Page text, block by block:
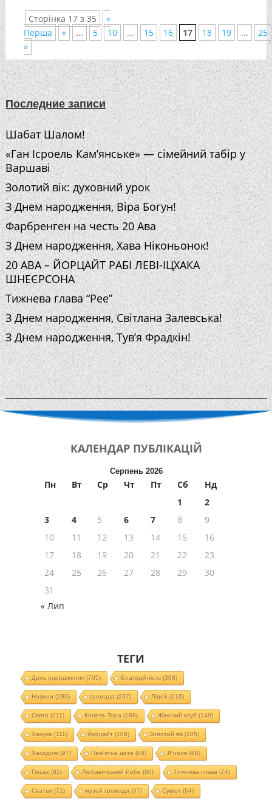
Сторінка 17 з 35
«
Перша
« ... 5 10 ... 15 16 17 18 19 ...
25
»
Последние записи
Шабат Шалом!
«Ган Ісроель Кам’янське» — сімейний табір у
Варшаві
Золотий вік: духовний урок
З Днем народження, Віра Богун!
Фарбренген на честь 20 Ава
З Днем народження, Хава Ніконьонок!
20 АВА – ЙОРЦАЙТ РАБІ ЛЕВІ-ІЦХАКА
ШНЕЄРСОНА
Тижнева глава “Рее”
З Днем народження, Світлана Залевська!
З Днем народження, Тув’я Фрадкін!
КАЛЕНДАР ПУБЛІКАЦІЙ
Серпень 2026
Пн Вт Ср Чт Пт Сб
Нд
1
2
3
4 5 6 7 8
9
10
11 12 13 14 15
16
17
18 19 20 21 22
23
24
25 26 27 28 29
30
31
« Лип
ТЕГИ
День народження(705) Благодійність (308)
Новини (299) громада (267) Ліцей (216)
Свято (211) Колель Тора (188) Жіночий клуб (149)
Ханука (111) Йорцайт (108) Золотий вік(105)
Хасидізм (97) Пам'ятна дата (88) JFuture (88)
Песах(85) Любавичський Ребе (80) Тижнева глава (74)
Статьи (71) музей громади (67) Суккот (64)